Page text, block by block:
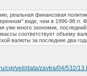
реальная финансовая
виде, чем в 1996-98 гг.
уже много экономик,
соответствует объему
валюты за последние два
cgi/veil/data/zavtra/04/532/